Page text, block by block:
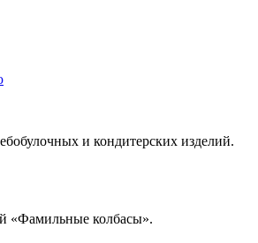
и кондитерских изделий.
«Фамильные колбасы».